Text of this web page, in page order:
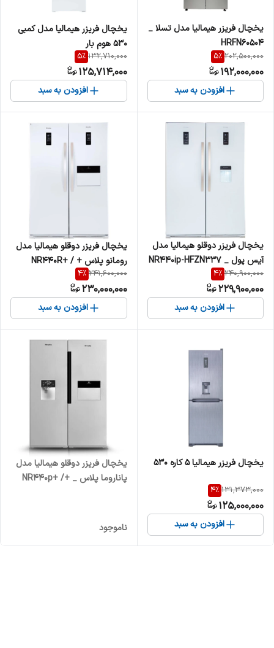
یخچال فریزر هیمالیا مدل تسلا _
HRFN60504
202,500,000
5%
192,000,000
افزودن به سبد
یخچال فریزر هیمالیا مدل کمبی
530 هوم بار
132,710,000
5%
125,714,000
افزودن به سبد
یخچال فریزر دوقلو هیمالیا مدل
آیس پول _ NR440ip-HFZN337
240,900,000
4%
229,900,000
افزودن به سبد
یخچال فریزر دوقلو هیمالیا مدل
رومانو پلاس + NR440R+ /
NF280R
241,600,000
4%
230,000,000
افزودن به سبد
یخچال فریزر هیمالیا 5 کاره 530
131,373,000
4%
125,000,000
افزودن به سبد
یخچال فریزر دوقلو هیمالیا مدل
پاناروما پلاس _ +NR440p+ /
ناموجود